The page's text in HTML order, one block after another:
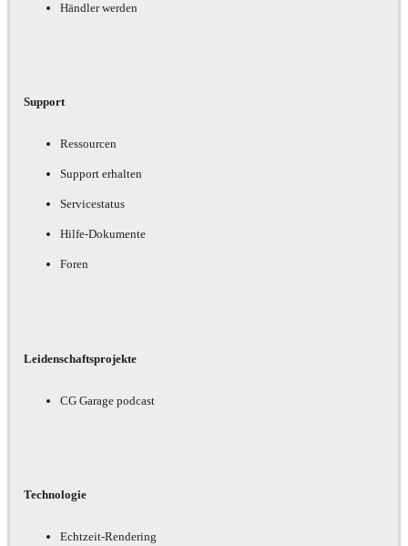
Händler werden
Support
Ressourcen
Support erhalten
Servicestatus
Hilfe-Dokumente
Foren
Leidenschaftsprojekte
CG Garage podcast
Technologie
Echtzeit-Rendering